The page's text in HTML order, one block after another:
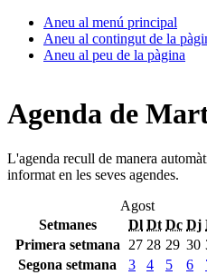
Aneu al menú principal
Aneu al contingut de la
Aneu al peu de la pàgina
Agenda de
L'agenda recull de manera
informat en les seves agendes.
Agost
Setmanes
Dl Dt Dc Dj
Primera setmana
27 28 29 30
Segona setmana
3 4 5 6